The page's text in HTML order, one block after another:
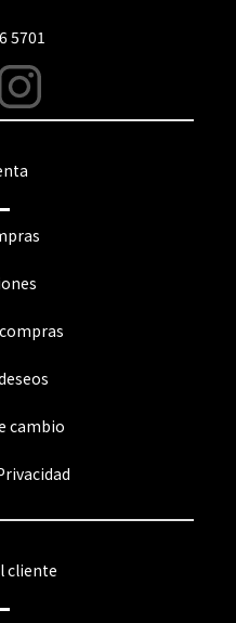
5701
cambio
cliente